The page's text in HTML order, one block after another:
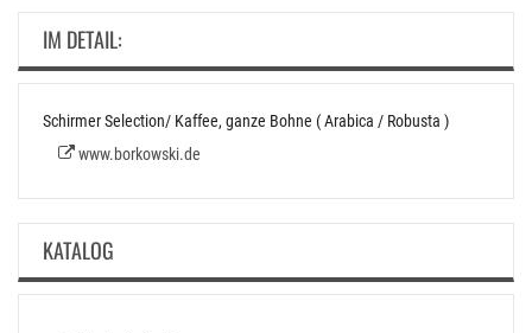
IM DETAIL:
Schirmer Selection/ Kaffee, ganze Bohne ( Arabica / Robusta )
www.borkowski.de
KATALOG